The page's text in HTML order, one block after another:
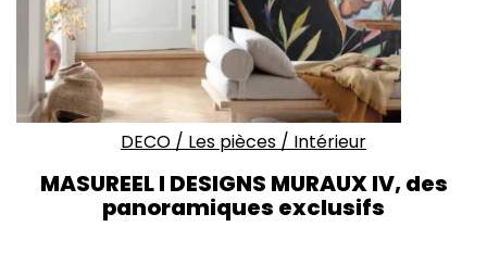
DECO / Les pièces / Intérieur
MASUREEL I DESIGNS MURAUX IV, des
panoramiques exclusifs